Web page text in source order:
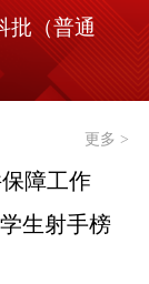
批（普通
更多 >
障工作
生射手榜